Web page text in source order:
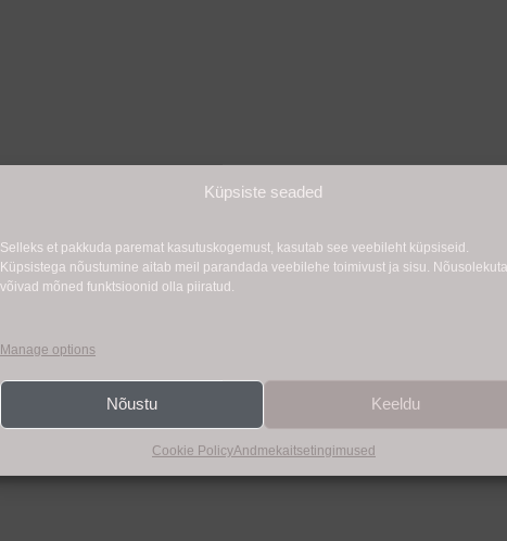
Küpsiste seaded
Selleks et pakkuda paremat kasutuskogemust, kasutab see veebileht küpsiseid.
Küpsistega nõustumine aitab meil parandada veebilehe toimivust ja sisu. Nõusolekuta
võivad mõned funktsioonid olla piiratud.
Manage options
Nõustu Keeldu
Cookie PolicyAndmekaitsetingimused